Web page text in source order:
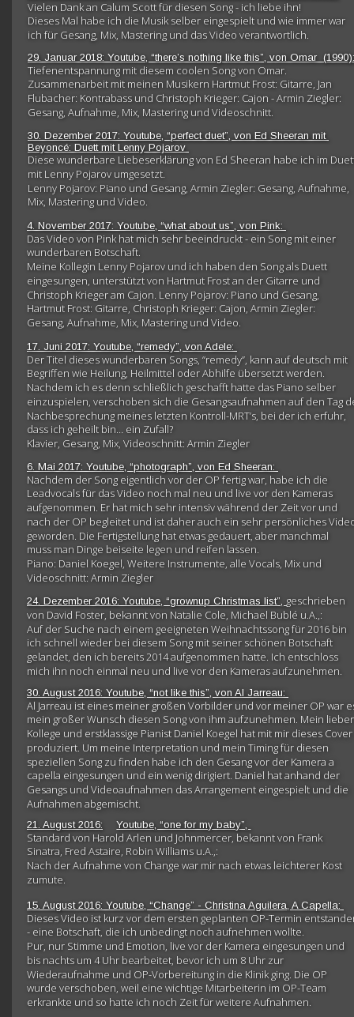
21. August 2016: Youtube, “one for my baby”,
Standard von Harold Arlen und Johnmercer, bekannt von Frank
Sinatra, Fred Astaire, Robin Williams u.A.,:
Nach der Aufnahme von Change war mir nach etwas leichterer Kost
zumute.
30. August 2016: Youtube, “not like this”, von Al Jarreau:
Al Jarreau ist eines meiner großen Vorbilder und vor meiner OP war
mein großer Wunsch diesen Song von ihm aufzunehmen. Mein
Kollege und erstklassige Pianist Daniel Koegel hat mit mir dieses Cover
produziert. Um meine Interpretation und mein Timing für diesen
speziellen Song zu finden habe ich den Gesang vor der Kamera a
capella eingesungen und ein wenig dirigiert. Daniel hat anhand der
Gesangs und Videoaufnahmen das Arrangement eingespielt und die
Aufnahmen abgemischt.
24. Dezember 2016: Youtube, “grownup Christmas list”, geschrieben
von David Foster, bekannt von Natalie Cole, Michael Bublé u.A.,:
Auf der Suche nach einem geeigneten Weihnachtssong für 2016 bin
ich schnell wieder bei diesem Song mit seiner schönen Botschaft
gelandet, den ich bereits 2014 aufgenommen hatte. Ich entschloss
mich ihn noch einmal neu und live vor den Kameras aufzunehmen.
6. Mai 2017: Youtube, “photograph”, von Ed Sheeran:
Nachdem der Song eigentlich vor der OP fertig war, habe ich die
Leadvocals für das Video noch mal neu und live vor den Kameras
aufgenommen. Er hat mich sehr intensiv während der Zeit vor und
nach der OP begleitet und ist daher auch ein sehr persönliches
geworden. Die Fertigstellung hat etwas gedauert, aber manchmal
muss man Dinge beiseite legen und reifen lassen.
Piano: Daniel Koegel, Weitere Instrumente, alle Vocals, Mix und
Videoschnitt: Armin Ziegler
17. Juni 2017: Youtube, “remedy”, von Adele:
Der Titel dieses wunderbaren Songs, “remedy”, kann auf deutsch mit
Begriffen wie Heilung, Heilmittel oder Abhilfe übersetzt werden.
Nachdem ich es denn schließlich geschafft hatte das Piano selber
einzuspielen, verschoben sich die Gesangsaufnahmen auf den Tag
Nachbesprechung meines letzten Kontroll-MRT’s, bei der ich erfuhr,
dass ich geheilt bin… ein Zufall?
Klavier, Gesang, Mix, Videoschnitt: Armin Ziegler
4. November 2017: Youtube, “what about us”, von Pink:
Das Video von Pink hat mich sehr beeindruckt - ein Song mit einer
wunderbaren Botschaft.
Meine Kollegin Lenny Pojarov und ich haben den Song als Duett
eingesungen, unterstützt von Hartmut Frost an der Gitarre und
Christoph Krieger am Cajon. Lenny Pojarov: Piano und Gesang,
Hartmut Frost: Gitarre, Christoph Krieger: Cajon, Armin Ziegler:
Gesang, Aufnahme, Mix, Mastering und Video.
30. Dezember 2017: Youtube, “perfect duet”, von Ed Sheeran mit
Beyoncé: Duett mit Lenny Pojarov
Diese wunderbare Liebeserklärung von Ed Sheeran habe ich im
mit Lenny Pojarov umgesetzt.
Lenny Pojarov: Piano und Gesang, Armin Ziegler: Gesang, Aufnahme,
Mix, Mastering und Video.
29. Januar 2018: Youtube, “there’s nothing like this”, von Omar
Tiefenentspannung mit diesem coolen Song von Omar.
Zusammenarbeit mit meinen Musikern Hartmut Frost: Gitarre, Jan
Flubacher: Kontrabass und Christoph Krieger: Cajon - Armin Ziegler:
Gesang, Aufnahme, Mix, Mastering und Videoschnitt.
Vielen Dank an Calum Scott für diesen Song - ich liebe ihn!
Dieses Mal habe ich die Musik selber eingespielt und wie immer war
ich für Gesang, Mix, Mastering und das Video verantwortlich.
15. August 2016: Youtube, “Change” - Christina Aguilera, A Capella:
Dieses Video ist kurz vor dem ersten geplanten OP-Termin
- eine Botschaft, die ich unbedingt noch aufnehmen wollte.
Pur, nur Stimme und Emotion, live vor der Kamera eingesungen und
bis nachts um 4 Uhr bearbeitet, bevor ich um 8 Uhr zur
Wiederaufnahme und OP-Vorbereitung in die Klinik ging. Die OP
wurde verschoben, weil eine wichtige Mitarbeiterin im OP-Team
erkrankte und so hatte ich noch Zeit für weitere Aufnahmen.